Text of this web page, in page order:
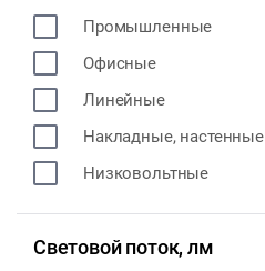
Промышленные
Офисные
Линейные
Накладные, настенные
Низковольтные
Световой поток, лм